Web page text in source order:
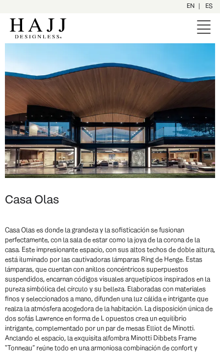
EN ES
Casa Olas
Casa Olas es donde la grandeza y la sofisticación se fusionan
perfectamente, con la sala de estar como la joya de la corona de la
casa. Este impresionante espacio, con sus altos techos de doble altura,
está iluminado por las cautivadoras lámparas Ring de Henge. Estas
lámparas, que cuentan con anillos concéntricos superpuestos
suspendidos, encarnan códigos visuales arquetípicos inspirados en la
pureza simbólica del círculo y su belleza. Elaboradas con materiales
finos y seleccionados a mano, difunden una luz cálida e intrigante que
realza la atmósfera acogedora de la habitación. La disposición única de
dos sofás Lawrence en forma de L opuestos crea un equilibrio
intrigante, complementado por un par de mesas Elliot de Minotti.
Anclando el espacio, la exquisita alfombra Minotti Dibbets Frame
“Tonneau” reúne todo en una armoniosa combinación de confort y